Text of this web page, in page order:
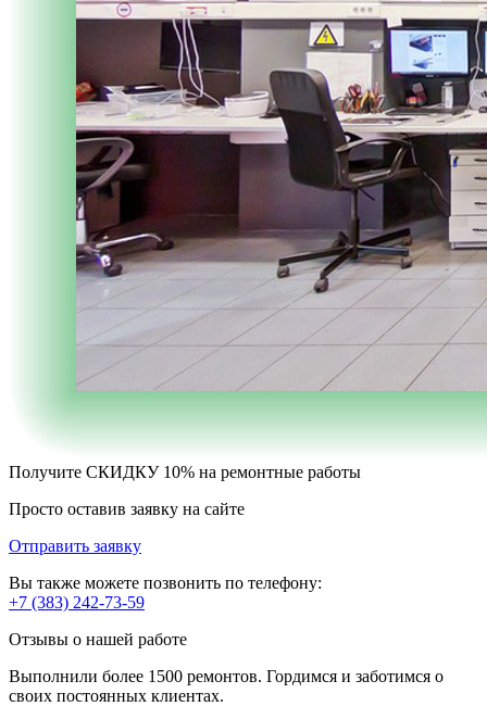
Получите СКИДКУ 10% на ремонтные работы
Просто оставив заявку на сайте
Отправить заявку
Вы также можете позвонить по телефону:
+7 (383) 242-73-59
Отзывы о нашей работе
Выполнили более 1500 ремонтов. Гордимся и заботимся о
своих постоянных клиентах.